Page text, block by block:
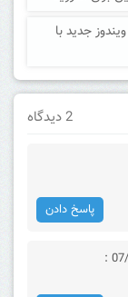
دانلود Windows 11 25H2 Build 27774.1000 ویندوز جدید با
2 دیدگاه
پاسخ دادن